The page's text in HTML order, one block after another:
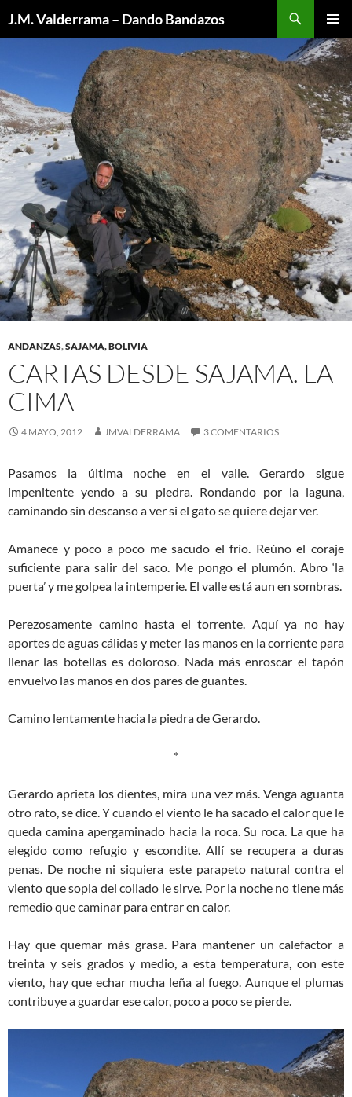
alJ.M. Valderrama – Dando Bandazos
MENÚ
ANDANZAS,SAJAMA, BOLIVIA
CARTAS DESDE SAJAMA. LA
CIMA
4 MAYO, 2012 JMVALDERRAMA 3 COMENTARIOS
Pasamos la última noche en el valle. Gerardo sigue
impenitente yendo a su piedra. Rondando por la laguna,
caminando sin descanso a ver si el gato se quiere dejar ver.
Amanece y poco a poco me sacudo el frío. Reúno el coraje
suficiente para salir del saco. Me pongo el plumón. Abro ‘la
puerta’ y me golpea la intemperie. El valle está aun en sombras.
Perezosamente camino hasta el torrente. Aquí ya no hay
aportes de aguas cálidas y meter las manos en la corriente para
llenar las botellas es doloroso. Nada más enroscar el tapón
envuelvo las manos en dos pares de guantes.
Camino lentamente hacia la piedra de Gerardo.
*
Gerardo aprieta los dientes, mira una vez más. Venga aguanta
otro rato, se dice. Y cuando el viento le ha sacado el calor que le
queda camina apergaminado hacia la roca. Su roca. La que ha
elegido como refugio y escondite. Allí se recupera a duras
penas. De noche ni siquiera este parapeto natural contra el
viento que sopla del collado le sirve. Por la noche no tiene más
remedio que caminar para entrar en calor.
Hay que quemar más grasa. Para mantener un calefactor a
treinta y seis grados y medio, a esta temperatura, con este
viento, hay que echar mucha leña al fuego. Aunque el plumas
contribuye a guardar ese calor, poco a poco se pierde.